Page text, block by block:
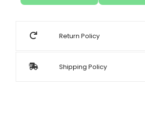
Return Policy
Shipping Policy